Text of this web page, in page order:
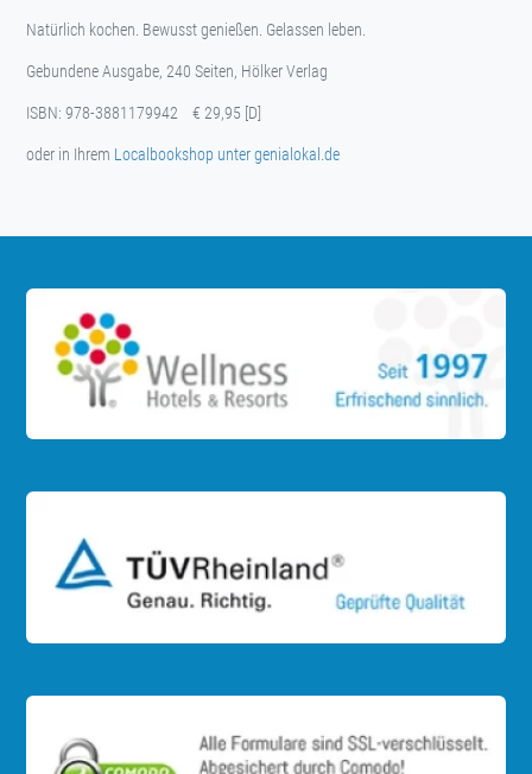
Natürlich kochen. Bewusst genießen. Gelassen leben.
Gebundene Ausgabe, 240 Seiten, Hölker Verlag
ISBN: 978-3881179942 € 29,95 [D]
oder in Ihrem Localbookshop unter genialokal.de